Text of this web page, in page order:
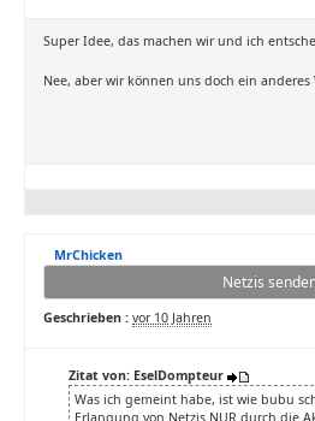
Super Idee, das machen wir und ich
Nee, aber wir können uns doch ein
MrChicken
Netzis
Geschrieben : vor 10 Jahren
Zitat von: EselDompteur
Was ich gemeint habe, ist wie bubu
Erlangung von Netzis NUR durch die